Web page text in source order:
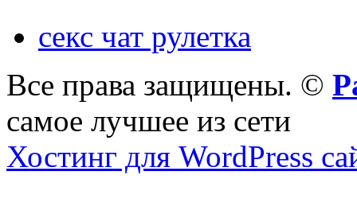
секс чат рулетка
Все права защищены. ©
самое лучшее из сети
Хостинг для WordPress